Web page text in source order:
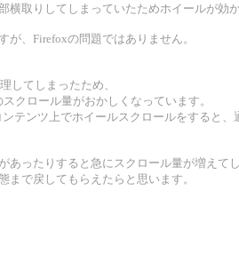
取りしてしまっていたためホイールが効
、Firefoxの問題ではありません。
してしまったため、
クロール量がおかしくなっています。
テンツ上でホイールスクロールをすると、
ったりすると急にスクロール量が増えて
で戻してもらえたらと思います。